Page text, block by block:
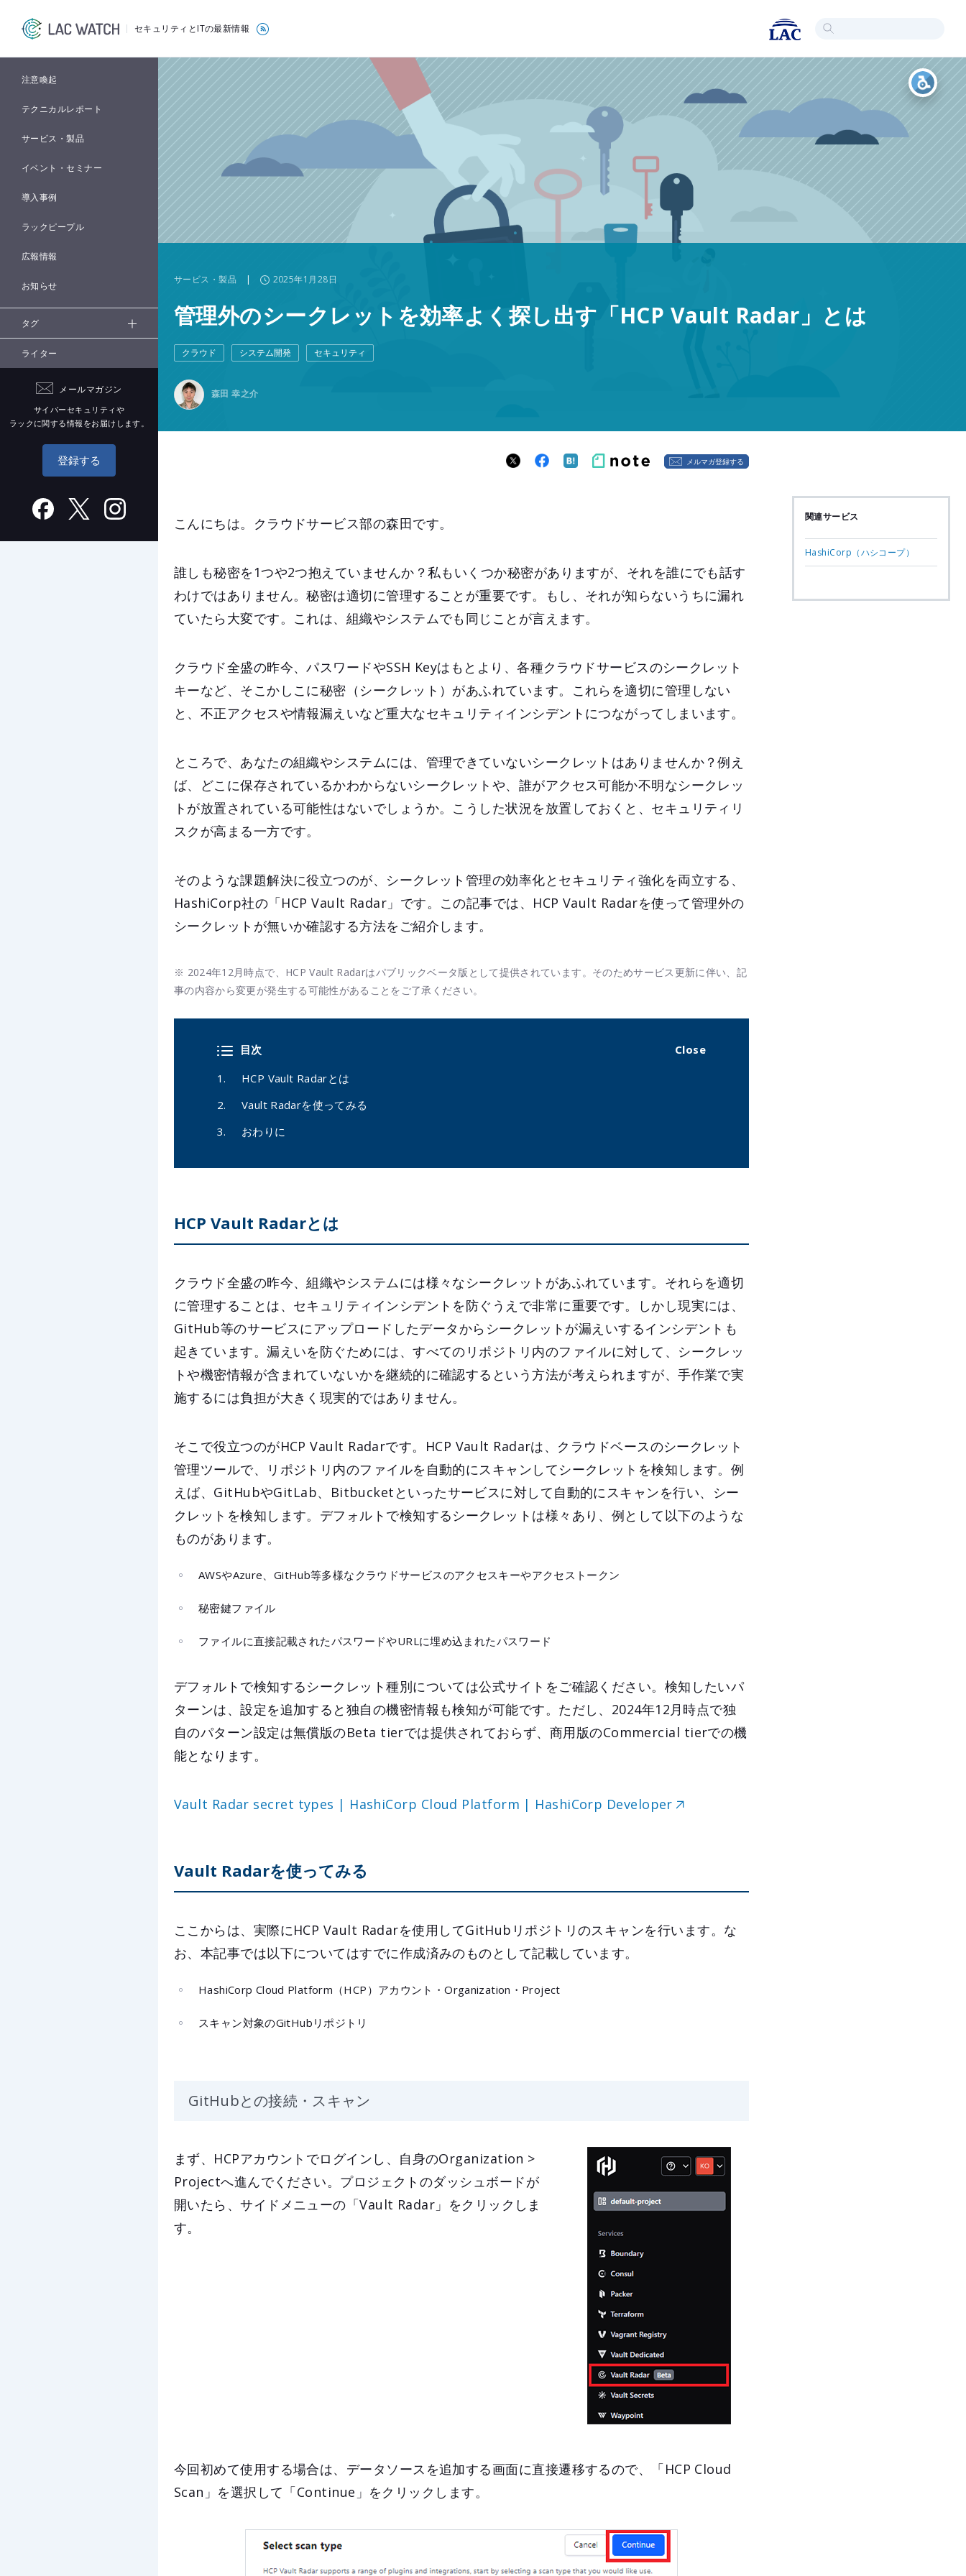
セキュリティとITの最新情報
注意喚起
テクニカルレポート
サービス・製品
イベント・セミナー
導入事例
ラックピープル
広報情報
お知らせ
タグ
ライター
メールマガジン
サイバーセキュリティや
ラックに関する情報をお届けします。
登録する
サービス・製品 | 2025年1月28日
管理外のシークレットを効率よく探し出す「HCP Vault Radar」とは
クラウド システム開発 セキュリティ
森田 幸之介
メルマガ登録する
こんにちは。クラウドサービス部の森田です。
誰しも秘密を1つや2つ抱えていませんか？私もいくつか秘密がありますが、それを誰にでも話す
わけではありません。秘密は適切に管理することが重要です。もし、それが知らないうちに漏れ
ていたら大変です。これは、組織やシステムでも同じことが言えます。
クラウド全盛の昨今、パスワードやSSH Keyはもとより、各種クラウドサービスのシークレット
キーなど、そこかしこに秘密（シークレット）があふれています。これらを適切に管理しない
と、不正アクセスや情報漏えいなど重大なセキュリティインシデントにつながってしまいます。
ところで、あなたの組織やシステムには、管理できていないシークレットはありませんか？例え
ば、どこに保存されているかわからないシークレットや、誰がアクセス可能か不明なシークレッ
トが放置されている可能性はないでしょうか。こうした状況を放置しておくと、セキュリティリ
スクが高まる一方です。
そのような課題解決に役立つのが、シークレット管理の効率化とセキュリティ強化を両立する、
HashiCorp社の「HCP Vault Radar」です。この記事では、HCP Vault Radarを使って管理外の
シークレットが無いか確認する方法をご紹介します。
※ 2024年12月時点で、HCP Vault Radarはパブリックベータ版として提供されています。そのためサービス更新に伴い、記
事の内容から変更が発生する可能性があることをご了承ください。
目次
HCP Vault Radarとは
Vault Radarを使ってみる
おわりに
HCP Vault Radarとは
クラウド全盛の昨今、組織やシステムには様々なシークレットがあふれています。それらを適切
に管理することは、セキュリティインシデントを防ぐうえで非常に重要です。しかし現実には、
GitHub等のサービスにアップロードしたデータからシークレットが漏えいするインシデントも
起きています。漏えいを防ぐためには、すべてのリポジトリ内のファイルに対して、シークレッ
トや機密情報が含まれていないかを継続的に確認するという方法が考えられますが、手作業で実
施するには負担が大きく現実的ではありません。
そこで役立つのがHCP Vault Radarです。HCP Vault Radarは、クラウドベースのシークレット
管理ツールで、リポジトリ内のファイルを自動的にスキャンしてシークレットを検知します。例
えば、GitHubやGitLab、Bitbucketといったサービスに対して自動的にスキャンを行い、シー
クレットを検知します。デフォルトで検知するシークレットは様々あり、例として以下のような
ものがあります。
AWSやAzure、GitHub等多様なクラウドサービスのアクセスキーやアクセストークン
秘密鍵ファイル
ファイルに直接記載されたパスワードやURLに埋め込まれたパスワード
デフォルトで検知するシークレット種別については公式サイトをご確認ください。検知したいパ
ターンは、設定を追加すると独自の機密情報も検知が可能です。ただし、2024年12月時点で独
自のパターン設定は無償版のBeta tierでは提供されておらず、商用版のCommercial tierでの機
能となります。
Vault Radar secret types | HashiCorp Cloud Platform | HashiCorp Developer
Vault Radarを使ってみる
ここからは、実際にHCP Vault Radarを使用してGitHubリポジトリのスキャンを行います。な
お、本記事では以下についてはすでに作成済みのものとして記載しています。
HashiCorp Cloud Platform（HCP）アカウント・Organization・Project
スキャン対象のGitHubリポジトリ
GitHubとの接続・スキャン
まず、HCPアカウントでログインし、自身のOrganization >
Projectへ進んでください。プロジェクトのダッシュボードが
開いたら、サイドメニューの「Vault Radar」をクリックしま
す。
今回初めて使用する場合は、データソースを追加する画面に直接遷移するので、「HCP Cloud
Scan」を選択して「Continue」をクリックします。
関連サービス
HashiCorp（ハシコープ）